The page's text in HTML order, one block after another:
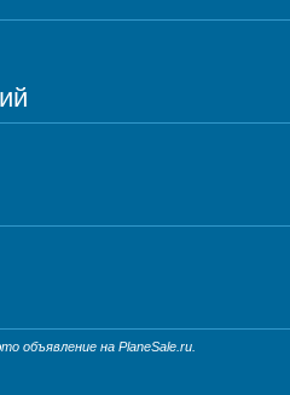
объявление на PlaneSale.ru.